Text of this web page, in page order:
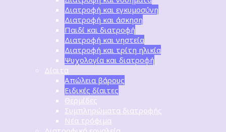
Διατροφή και εγκυμοσύνη
Διατροφή και άσκηση
Παιδί και διατροφή
Διατροφή και νηστεία
Διατροφή και τρίτη ηλικία
Ψυχολογία και διατροφή
Δίαιτα
Απώλεια βάρους
Ειδικές δίαιτες
Θερμίδες
Συμπληρώματα διατροφής
Νέα τρόφιμα